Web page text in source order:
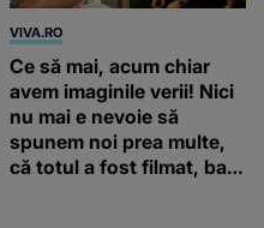
VIVA.RO
Ce să mai, acum chiar
avem imaginile verii! Nici
nu mai e nevoie să
spunem noi prea multe,
că totul a fost filmat, ba